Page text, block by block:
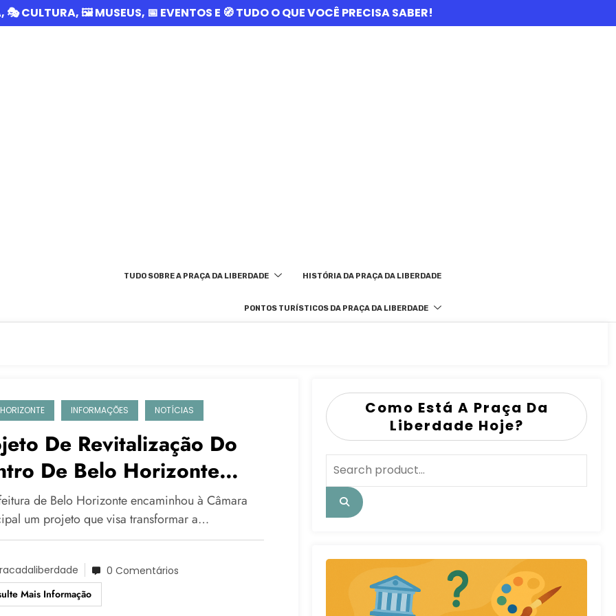
CULTURA, 🖼️ MUSEUS, 📅 EVENTOS E 🧭 TUDO O QUE VOCÊ PRECISA SABER!
TUDO SOBRE A PRAÇA DA LIBERDADE HISTÓRIA DA PRAÇA DA LIBERDADE
PONTOS TURÍSTICOS DA PRAÇA DA LIBERDADE
INFORMAÇÕES NOTÍCIAS
De Revitalização Do
De Belo Horizonte
Expectativas Do
E Da Construção Civil
de Belo Horizonte encaminhou à Câmara
um projeto que visa transformar a…
0 Comentários
Mais Informação
Como Está A Praça Da
Liberdade Hoje?